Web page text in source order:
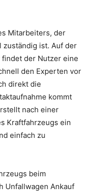
Mitarbeiters, der
zuständig ist. Auf der
findet der Nutzer eine
den Experten vor
direkt die
kommt
nach einer
Kraftfahrzeugs ein
einfach zu
beim
Unfallwagen Ankauf